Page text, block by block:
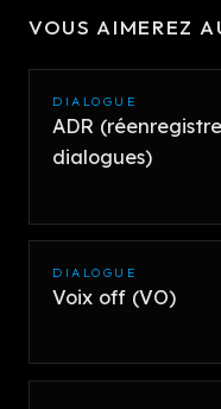
VOUS AIMEREZ
DIALOGUE
ADR
dialogues)
DIALOGUE
Voix off (VO)